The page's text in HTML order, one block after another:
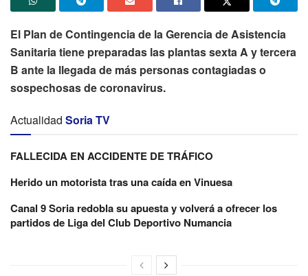
El Plan de Contingencia de la Gerencia de Asistencia
Sanitaria tiene preparadas las plantas sexta A y tercera
B ante la llegada de más personas contagiadas o
sospechosas de coronavirus.
Actualidad Soria TV
FALLECIDA EN ACCIDENTE DE TRÁFICO
Herido un motorista tras una caída en Vinuesa
Canal 9 Soria redobla su apuesta y volverá a ofrecer los
partidos de Liga del Club Deportivo Numancia